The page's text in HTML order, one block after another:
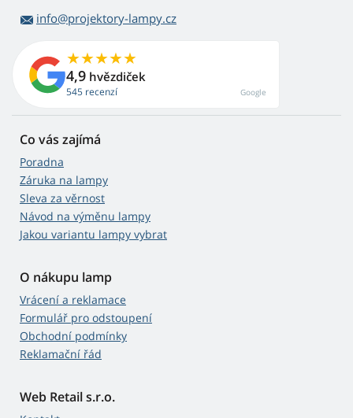
info@projektory-lampy.cz
4,9 hvězdiček
545 recenzí Google
Co vás zajímá
Poradna
Záruka na lampy
Sleva za věrnost
Návod na výměnu lampy
Jakou variantu lampy vybrat
O nákupu lamp
Vrácení a reklamace
Formulář pro odstoupení
Obchodní podmínky
Reklamační řád
Web Retail s.r.o.